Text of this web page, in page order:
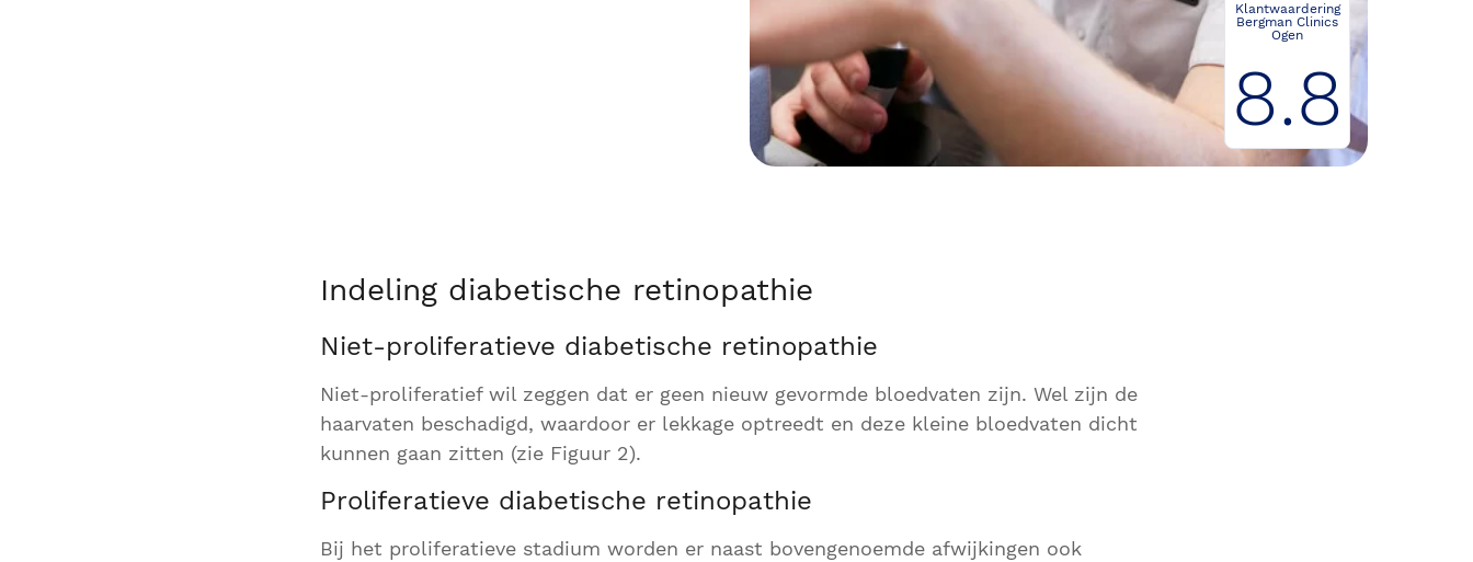
Klantwaardering
Bergman Clinics
Ogen
8.8
Indeling diabetische retinopathie
Niet-proliferatieve diabetische retinopathie
Niet-proliferatief wil zeggen dat er geen nieuw gevormde bloedvaten zijn. Wel zijn de
haarvaten beschadigd, waardoor er lekkage optreedt en deze kleine bloedvaten dicht
kunnen gaan zitten (zie Figuur 2).
Proliferatieve diabetische retinopathie
Bij het proliferatieve stadium worden er naast bovengenoemde afwijkingen ook